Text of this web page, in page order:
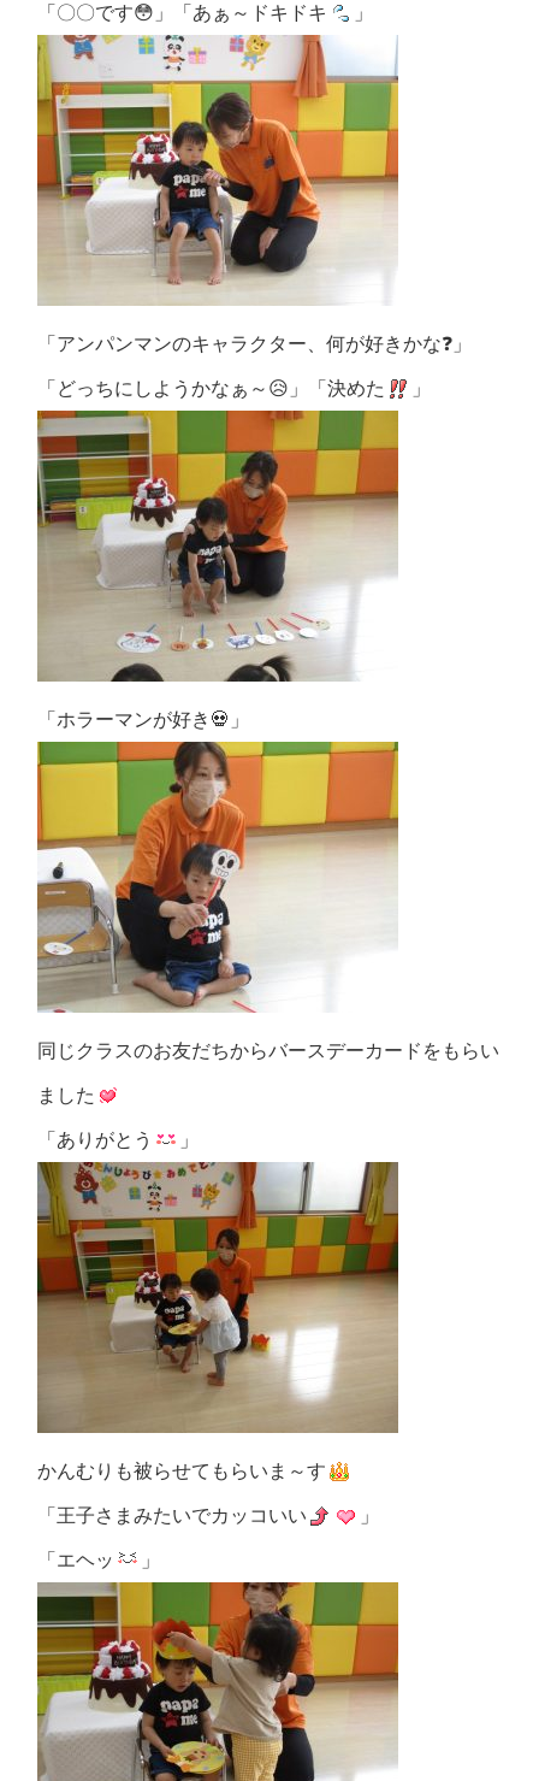
「〇〇です😳」「あぁ～ドキドキ 」
「アンパンマンのキャラクター、何が好きかな❓」
「どっちにしようかなぁ～😥」「決めた 」
「ホラーマンが好き💀」
同じクラスのお友だちからバースデーカードをもらい
ました
「ありがとう 」
かんむりも被らせてもらいま～す
「王子さまみたいでカッコいい 」
「エヘッ 」